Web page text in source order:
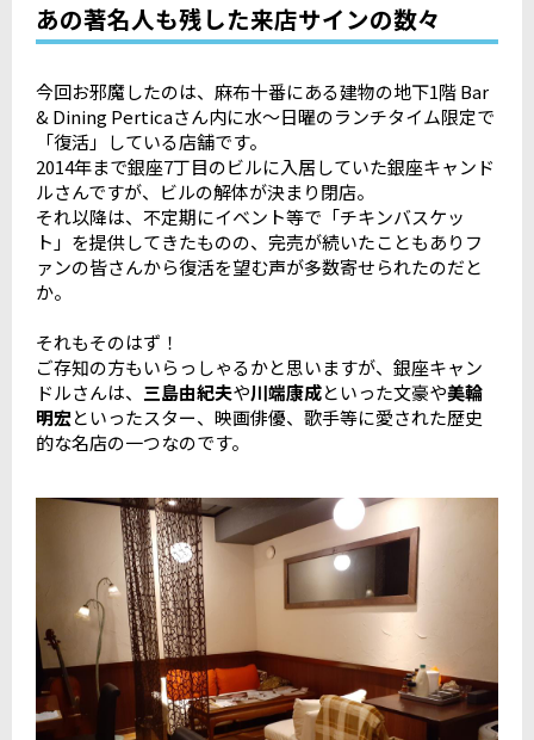
あの著名人も残した来店サインの数々
今回お邪魔したのは、麻布十番にある建物の地下1階 Bar
& Dining Perticaさん内に水～日曜のランチタイム限定で
「復活」している店舗です。
2014年まで銀座7丁目のビルに入居していた銀座キャンド
ルさんですが、ビルの解体が決まり閉店。
それ以降は、不定期にイベント等で「チキンバスケッ
ト」を提供してきたものの、完売が続いたこともありフ
ァンの皆さんから復活を望む声が多数寄せられたのだと
か。
それもそのはず！
ご存知の方もいらっしゃるかと思いますが、銀座キャン
ドルさんは、 三島由紀夫や川端康成といった文豪や美輪
明宏といったスター、映画俳優、歌手等に愛された歴史
的な名店の一つなのです。